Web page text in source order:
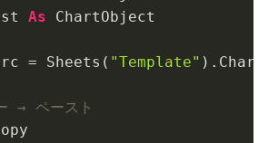
As ChartObject
= Sheets( "Template"
→ ペースト